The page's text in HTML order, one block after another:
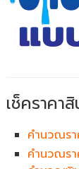
เช็คราคา
คำนวณรา
คำนวณรา